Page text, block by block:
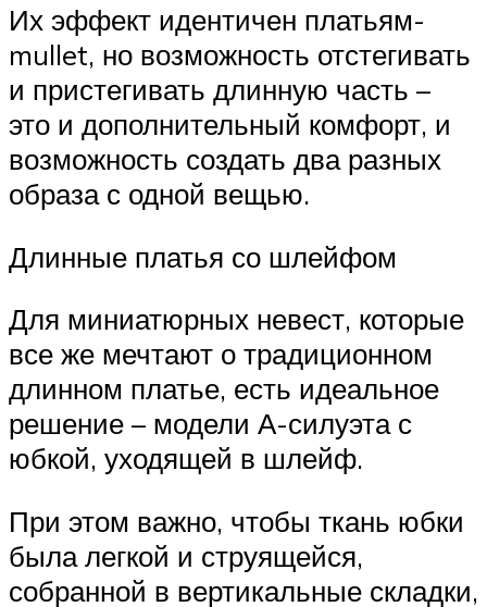
Их эффект идентичен платьям-
mullet, но возможность отстегивать
и пристегивать длинную часть –
это и дополнительный комфорт, и
возможность создать два разных
образа с одной вещью.
Длинные платья со шлейфом
Для миниатюрных невест, которые
все же мечтают о традиционном
длинном платье, есть идеальное
решение – модели А-силуэта с
юбкой, уходящей в шлейф.
При этом важно, чтобы ткань юбки
была легкой и струящейся,
собранной в вертикальные складки,